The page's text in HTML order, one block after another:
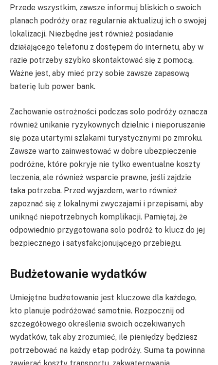
Przede wszystkim, zawsze informuj bliskich o swoich
planach podróży oraz regularnie aktualizuj ich o swojej
lokalizacji. Niezbędne jest również posiadanie
działającego telefonu z dostępem do internetu, aby w
razie potrzeby szybko skontaktować się z pomocą.
Ważne jest, aby mieć przy sobie zawsze zapasową
baterię lub power bank.
Zachowanie ostrożności podczas solo podróży oznacza
również unikanie ryzykownych dzielnic i nieporuszanie
się poza utartymi szlakami turystycznymi po zmroku.
Zawsze warto zainwestować w dobre ubezpieczenie
podróżne, które pokryje nie tylko ewentualne koszty
leczenia, ale również wsparcie prawne, jeśli zajdzie
taka potrzeba. Przed wyjazdem, warto również
zapoznać się z lokalnymi zwyczajami i przepisami, aby
uniknąć niepotrzebnych komplikacji. Pamiętaj, że
odpowiednio przygotowana solo podróż to klucz do jej
bezpiecznego i satysfakcjonującego przebiegu.
Budżetowanie wydatków
Umiejętne budżetowanie jest kluczowe dla każdego,
kto planuje podróżować samotnie. Rozpocznij od
szczegółowego określenia swoich oczekiwanych
wydatków, tak aby zrozumieć, ile pieniędzy będziesz
potrzebować na każdy etap podróży. Suma ta powinna